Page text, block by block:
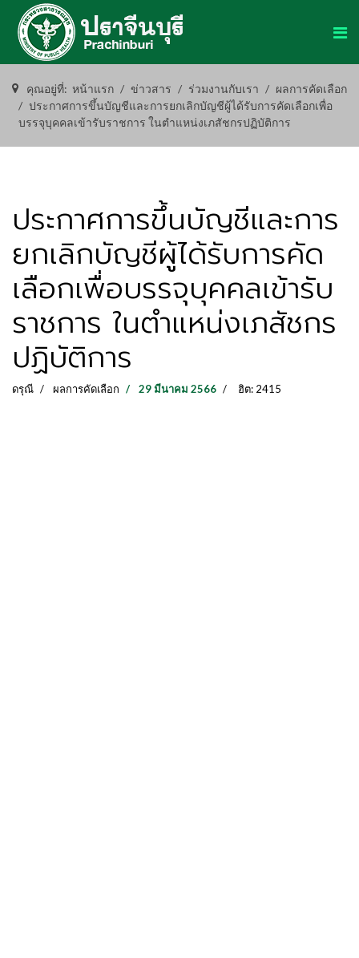
คุณอยู่ที่: หน้าแรก ข่าวสาร ร่วมงานกับเรา
ผลการคัดเลือก
ประกาศการขึ้นบัญชีและการยกเลิกบัญชีผู้ได้รับการคัดเลือกเพื่อ
บรรจุบุคคลเข้ารับราชการ ในตำแหน่งเภสัชกรปฏิบัติการ
ประกาศการขึ้นบัญชีและการ
ยกเลิกบัญชีผู้ได้รับการคัด
เลือกเพื่อบรรจุบุคคลเข้ารับ
ราชการ ในตำแหน่งเภสัชกร
ปฏิบัติการ
ดรุณี ผลการคัดเลือก 29 มีนาคม 2566 ฮิต: 2415